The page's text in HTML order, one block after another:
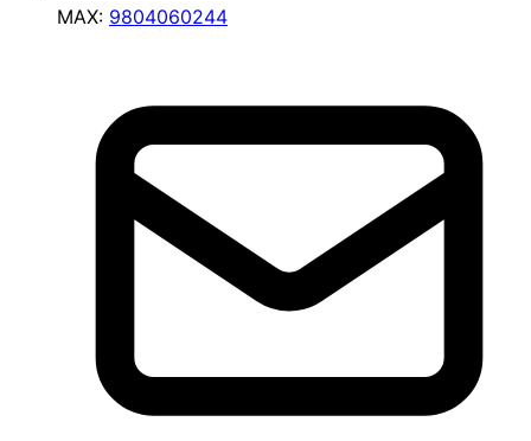
MAX: 9804060244